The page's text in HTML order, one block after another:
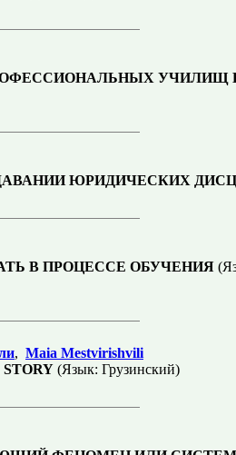
УЧИЛИЩ
ЮРИДИЧЕСКИХ
В ПРОЦЕССЕ ОБУЧЕНИЯ
, Maia Mestvirishvili
(Язык: Грузинский)